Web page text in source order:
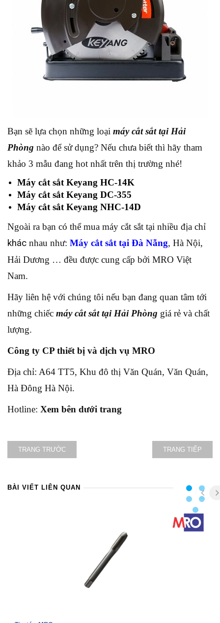
Bạn sẽ lựa chọn những loại máy cắt sắt tại Hải
Phòng nào để sử dụng? Nếu chưa biết thì hãy tham
khảo 3 mẫu đang hot nhất trên thị trường nhé!
Máy cắt sắt Keyang HC-14K
Máy cắt sắt Keyang DC-355
Máy cắt sắt Keyang NHC-14D
Ngoài ra bạn có thể mua máy cắt sắt tại nhiều địa chỉ
khác nhau như: Máy cắt sắt tại Đà Nẵng, Hà Nội,
Hải Dương … đều được cung cấp bởi MRO Việt
Nam.
Hãy liên hệ với chúng tôi nếu bạn đang quan tâm tới
những chiếc máy cắt sắt tại Hải Phòng giá rẻ và chất
lượng.
Công ty CP thiết bị và dịch vụ MRO
Địa chỉ: A64 TT5, Khu đô thị Văn Quán, Văn Quán,
Hà Đông Hà Nội.
Hotline: Xem bên dưới trang
TRANG TRƯỚC TRANG TIẾP
BÀI VIẾT LIÊN QUAN